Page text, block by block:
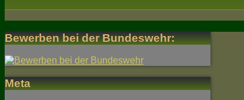
Bewerben bei der Bundeswehr:
Meta